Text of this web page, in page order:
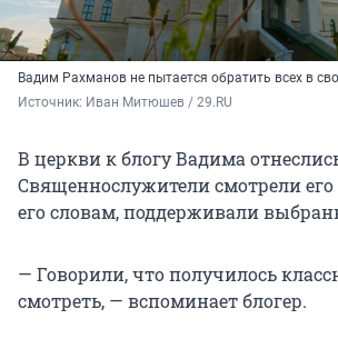
Вадим Рахманов не пытается обратить всех в
Источник: Иван Митюшев / 29.RU
В церкви к блогу Вадима
Священнослужители смотрели
его словам, поддерживали
— Говорили, что получилось
смотреть, — вспоминает блогер.